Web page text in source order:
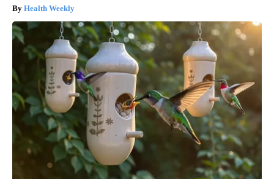
Health Weekly